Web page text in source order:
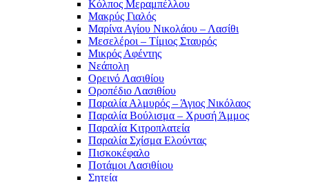
Κόλπος Μεραμπέλλου
Μακρύς Γιαλός
Μαρίνα Αγίου Νικολάου – Λασίθι
Μεσελέροι – Τίμιος Σταυρός
Μικρός Αφέντης
Νεάπολη
Ορεινό Λασιθίου
Οροπέδιο Λασιθίου
Παραλία Αλμυρός – Άγιος Νικόλαος
Παραλία Βούλισμα – Χρυσή Άμμος
Παραλία Κιτροπλατεία
Παραλία Σχίσμα Ελούντας
Πισκοκέφαλο
Ποτάμοι Λασιθίιου
Σητεία